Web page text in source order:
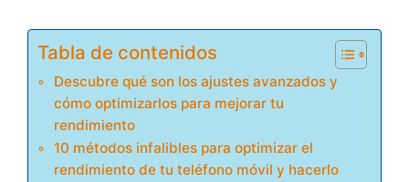
Tabla de contenidos
Descubre qué son los ajustes avanzados y
cómo optimizarlos para mejorar tu
rendimiento
10 métodos infalibles para optimizar el
rendimiento de tu teléfono móvil y hacerlo